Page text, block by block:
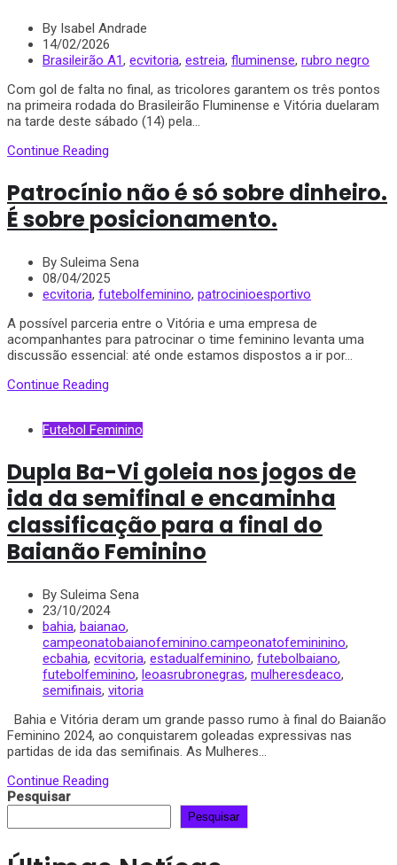
By Isabel Andrade
14/02/2026
Brasileirão A1, ecvitoria, estreia, fluminense, rubro negro
Com gol de falta no final, as tricolores garantem os três pontos
na primeira rodada do Brasileirão Fluminense e Vitória duelaram
na tarde deste sábado (14) pela...
Continue Reading
Patrocínio não é só sobre dinheiro.
É sobre posicionamento.
By Suleima Sena
08/04/2025
ecvitoria, futebolfeminino, patrocinioesportivo
A possível parceria entre o Vitória e uma empresa de
acompanhantes para patrocinar o time feminino levanta uma
discussão essencial: até onde estamos dispostos a ir por...
Continue Reading
Futebol Feminino
Dupla Ba-Vi goleia nos jogos de
ida da semifinal e encaminha
classificação para a final do
Baianão Feminino
By Suleima Sena
23/10/2024
bahia, baianao,
campeonatobaianofeminino.campeonatofemininino,
ecbahia, ecvitoria, estadualfeminino, futebolbaiano,
futebolfeminino, leoasrubronegras, mulheresdeaco,
semifinais, vitoria
Bahia e Vitória deram um grande passo rumo à final do Baianão
Feminino 2024, ao conquistarem goleadas expressivas nas
partidas de ida das semifinais. As Mulheres...
Continue Reading
Pesquisar
Pesquisar